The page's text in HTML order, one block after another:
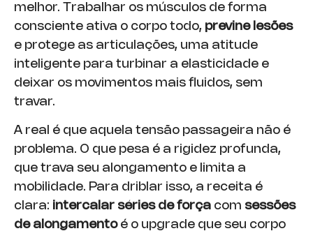
melhor. Trabalhar os músculos de forma
consciente ativa o corpo todo, previne lesões
e protege as articulações, uma atitude
inteligente para turbinar a elasticidade e
deixar os movimentos mais fluidos, sem
travar.
A real é que aquela tensão passageira não é
problema. O que pesa é a rigidez profunda,
que trava seu alongamento e limita a
mobilidade. Para driblar isso, a receita é
clara: intercalar séries de força com sessões
de alongamentoé o upgrade que seu corpo